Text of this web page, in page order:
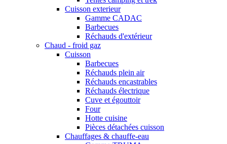
Cuisson exterieur
Gamme CADAC
Barbecues
Réchauds d'extérieur
Chaud - froid gaz
Cuisson
Barbecues
Réchauds plein air
Réchauds encastrables
Réchauds électrique
Cuve et égouttoir
Four
Hotte cuisine
Pièces détachées cuisson
Chauffages & chauffe-eau